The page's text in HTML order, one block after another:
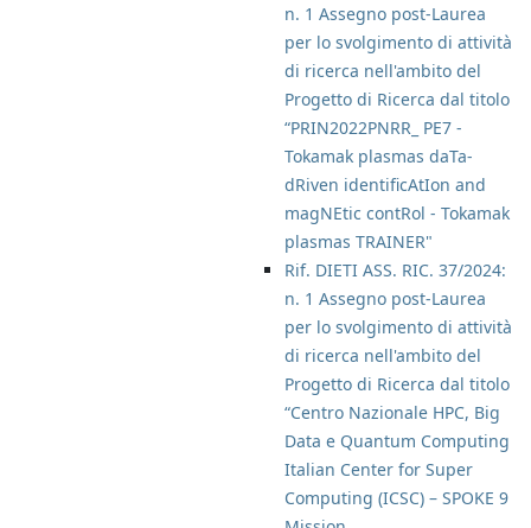
n. 1 Assegno post-Laurea
per lo svolgimento di attività
di ricerca nell'ambito del
Progetto di Ricerca dal titolo
“PRIN2022PNRR_ PE7 -
Tokamak plasmas daTa-
dRiven identificAtIon and
magNEtic contRol - Tokamak
plasmas TRAINER"
Rif. DIETI ASS. RIC. 37/2024:
n. 1 Assegno post-Laurea
per lo svolgimento di attività
di ricerca nell'ambito del
Progetto di Ricerca dal titolo
“Centro Nazionale HPC, Big
Data e Quantum Computing
Italian Center for Super
Computing (ICSC) – SPOKE 9